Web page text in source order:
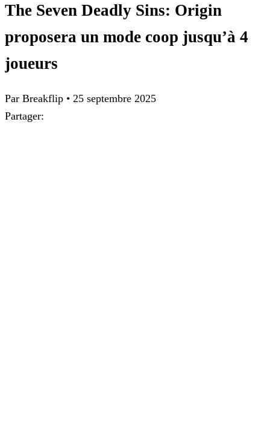
The Seven Deadly Sins: Origin
proposera un mode coop jusqu’à 4
joueurs
Par Breakflip • 25 septembre 2025
Partager: